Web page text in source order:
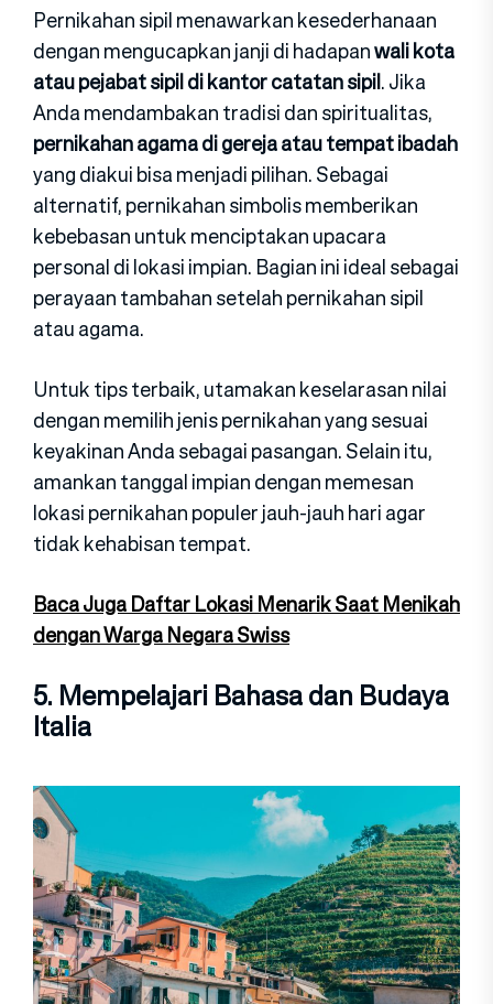
Pernikahan sipil menawarkan kesederhanaan
dengan mengucapkan janji di hadapanwali kota
atau pejabat sipil di kantor catatan sipil. Jika
Anda mendambakan tradisi dan spiritualitas,
pernikahan agama di gereja atau tempat ibadah
yang diakui bisa menjadi pilihan. Sebagai
alternatif, pernikahan simbolis memberikan
kebebasan untuk menciptakan upacara
personal di lokasi impian. Bagian ini ideal sebagai
perayaan tambahan setelah pernikahan sipil
atau agama.
Untuk tips terbaik, utamakan keselarasan nilai
dengan memilih jenis pernikahan yang sesuai
keyakinan Anda sebagai pasangan. Selain itu,
amankan tanggal impian dengan memesan
lokasi pernikahan populer jauh-jauh hari agar
tidak kehabisan tempat.
Baca Juga Daftar Lokasi Menarik Saat Menikah
dengan Warga Negara Swiss
5. Mempelajari Bahasa dan Budaya
Italia